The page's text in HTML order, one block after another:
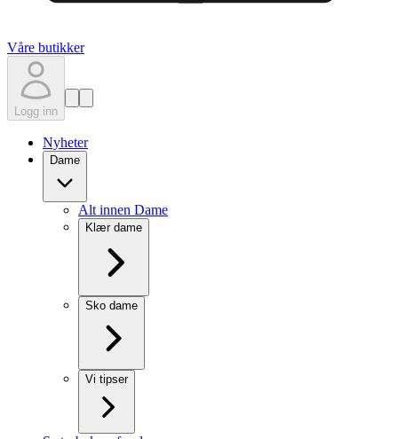
Våre butikker
Logg inn
Nyheter
Dame
Alt innen Dame
Klær dame
Sko dame
Vi tipser